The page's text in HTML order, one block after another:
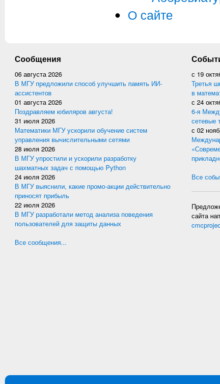
О сайте
Сообщения
06 августа 2026
В МГУ предложили способ улучшить память ИИ-
ассистентов
01 августа 2026
Поздравляем юбиляров августа!
31 июля 2026
Математики МГУ ускорили обучение систем
управления вычислительными сетями
28 июля 2026
В МГУ упростили и ускорили разработку
шахматных задач с помощью Python
24 июля 2026
В МГУ выяснили, какие промо-акции действительно
приносят прибыль
22 июля 2026
В МГУ разработали метод анализа поведения
пользователей для защиты данных
Все сообщения...
с 19
Третья
в
с 24
6-я
сетевые
с 02
Все
сайта